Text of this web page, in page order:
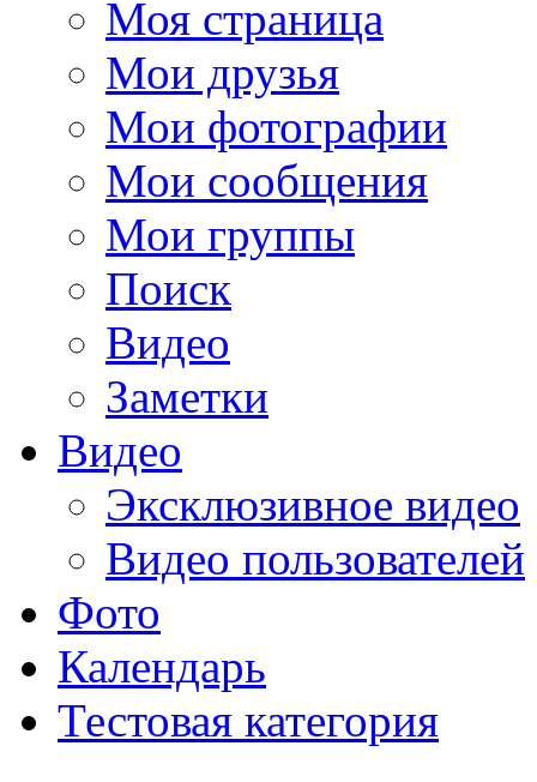
Моя страница
Мои друзья
Мои фотографии
Мои сообщения
Мои группы
Поиск
Видео
Заметки
Видео
Эксклюзивное видео
Видео пользователей
Фото
Календарь
Тестовая категория